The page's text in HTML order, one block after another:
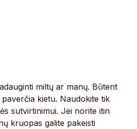
miltų ar manų. Būtent
kietu. Naudokite tik
sutvirtinimui. Jei norite itin
kruopas galite pakeisti